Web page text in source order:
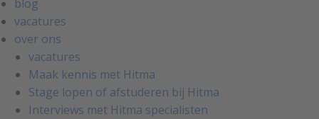
blog
vacatures
over ons
vacatures
Maak kennis met Hitma
Stage lopen of afstuderen bij Hitma
Interviews met Hitma specialisten